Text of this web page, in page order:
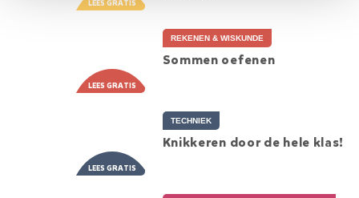
REKENEN & WISKUNDE
Sommen oefenen
TECHNIEK
Knikkeren door de hele klas!